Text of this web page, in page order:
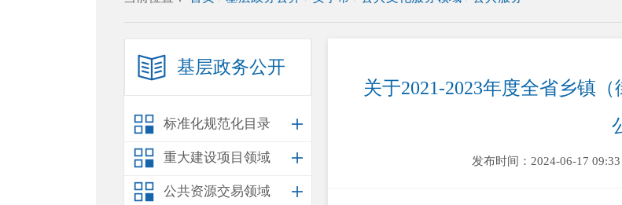
基层政务公开
标准化规范化目录
重大建设项目领域
公共资源交易领域
关于2021-2023年度全省乡镇
发布时间：2024-06-17 09:33